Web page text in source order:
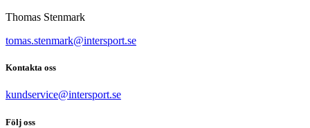
Thomas Stenmark
tomas.stenmark@intersport.se
Kontakta oss
kundservice@intersport.se
Följ oss